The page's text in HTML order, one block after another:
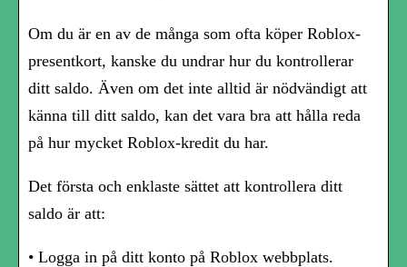
Om du är en av de många som ofta köper Roblox-
presentkort, kanske du undrar hur du kontrollerar
ditt saldo. Även om det inte alltid är nödvändigt att
känna till ditt saldo, kan det vara bra att hålla reda
på hur mycket Roblox-kredit du har.
Det första och enklaste sättet att kontrollera ditt
saldo är att:
• Logga in på ditt konto på Roblox webbplats.